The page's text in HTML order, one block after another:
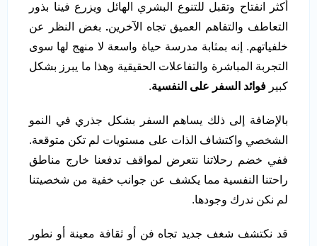
أكثر انفتاح وتقبل للتنوع البشري الهائل ويزرع فينا بذور
التعاطف والتفاهم العميق تجاه الآخرين. بغض النظر عن
خلفياتهم. إنه بمثابة مدرسة حياة واسعة لا منهج لها سوى
التجربة المباشرة والتفاعلات الحقيقية وهذا ما يبرز بشكل
كبير فوائد السفر على النفسية.
بالإضافة إلى ذلك يساهم السفر بشكل جذري في النمو
الشخصي واكتشاف الذات على مستويات لم تكن متوقعة.
ففي خضم رحلاتنا نتعرض لمواقف تدفعنا خارج مناطق
راحتنا النفسية مما يكشف عن جوانب خفية من شخصيتنا
لم نكن ندرك وجودها.
قد نكتشف شغف جديد تجاه فن أو ثقافة معينة أو نطور